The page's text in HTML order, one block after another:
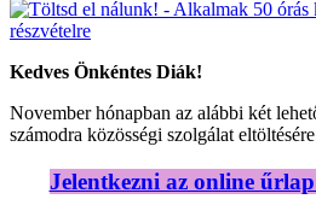
Kedves Önkéntes Diák!
November hónapban az alábbi két
számodra közösségi szolgálat
Jelentkezni az online